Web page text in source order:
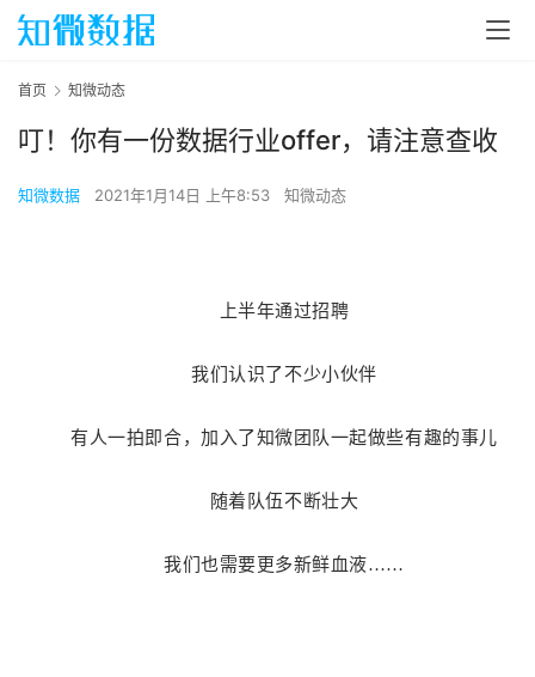
首页 知微动态
叮！你有一份数据行业offer，请注意查收
知微数据 2021年1月14日 上午8:53 知微动态
上半年通过招聘
我们认识了不少小伙伴
有人一拍即合，加入了知微团队一起做些有趣的事儿
随着队伍不断壮大
我们也需要更多新鲜血液……